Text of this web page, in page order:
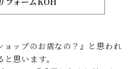
ョップのお店なの？』と思われ
思います。